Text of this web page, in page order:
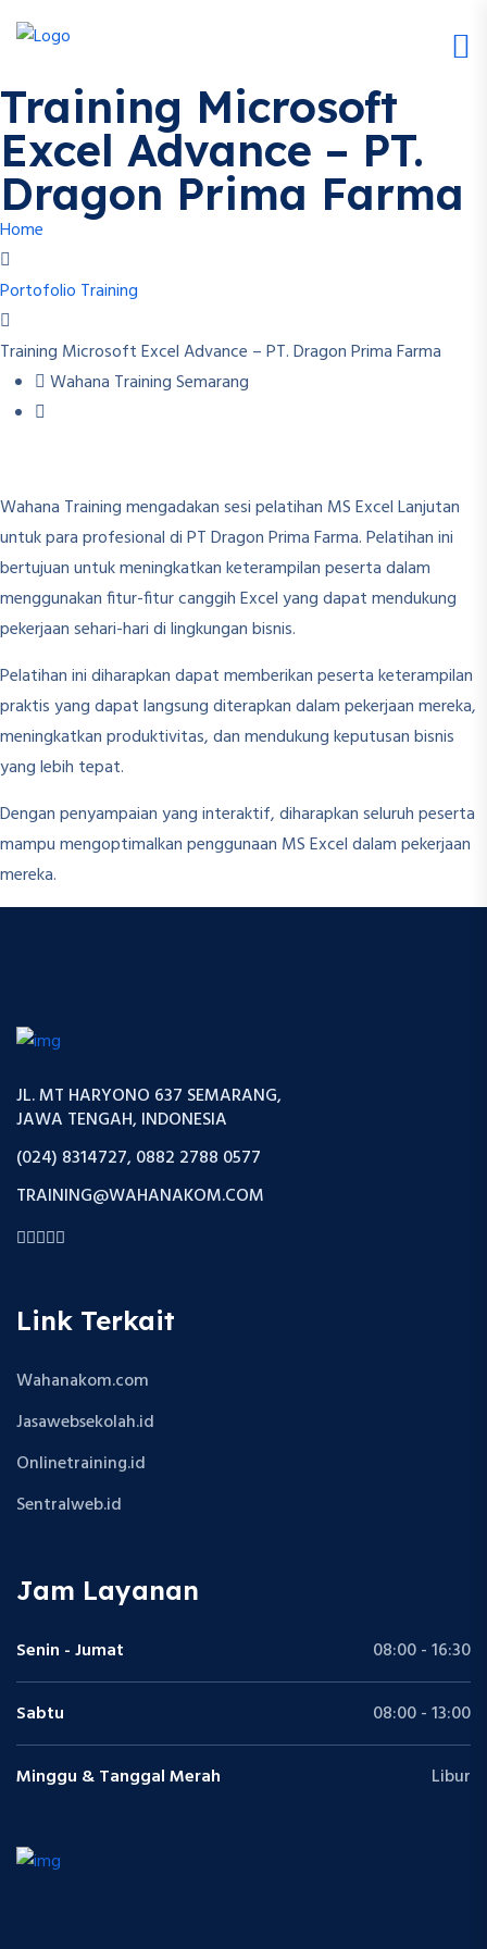
Training Microsoft
Excel Advance – PT.
Dragon Prima Farma
Home
Portofolio Training
Training Microsoft Excel Advance – PT. Dragon Prima Farma
Wahana Training Semarang
Wahana Training mengadakan sesi pelatihan MS Excel Lanjutan
untuk para profesional di PT Dragon Prima Farma. Pelatihan ini
bertujuan untuk meningkatkan keterampilan peserta dalam
menggunakan fitur-fitur canggih Excel yang dapat mendukung
pekerjaan sehari-hari di lingkungan bisnis.
Pelatihan ini diharapkan dapat memberikan peserta keterampilan
praktis yang dapat langsung diterapkan dalam pekerjaan mereka,
meningkatkan produktivitas, dan mendukung keputusan bisnis
yang lebih tepat.
Dengan penyampaian yang interaktif, diharapkan seluruh peserta
mampu mengoptimalkan penggunaan MS Excel dalam pekerjaan
mereka.
JL. MT HARYONO 637 SEMARANG,
JAWA TENGAH, INDONESIA
(024) 8314727, 0882 2788 0577
TRAINING@WAHANAKOM.COM
Link Terkait
Wahanakom.com
Jasawebsekolah.id
Onlinetraining.id
Sentralweb.id
Jam Layanan
Senin - Jumat 08:00 - 16:30
Sabtu 08:00 - 13:00
Minggu & Tanggal Merah Libur